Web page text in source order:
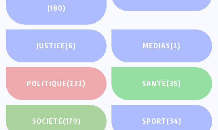
(180)
JUSTICE(6) MEDIAS(2)
POLITIQUE(232) SANTÉ(35)
SOCIÉTÉ(179) SPORT(34)